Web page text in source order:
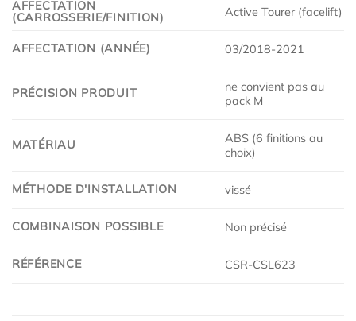
AFFECTATION
(CARROSSERIE/FINITION)
Active Tourer (facelift)
AFFECTATION (ANNÉE) 03/2018-2021
PRÉCISION PRODUIT
ne convient pas au
pack M
MATÉRIAU
ABS (6 finitions au
choix)
MÉTHODE D'INSTALLATION vissé
COMBINAISON POSSIBLE Non précisé
RÉFÉRENCE CSR-CSL623